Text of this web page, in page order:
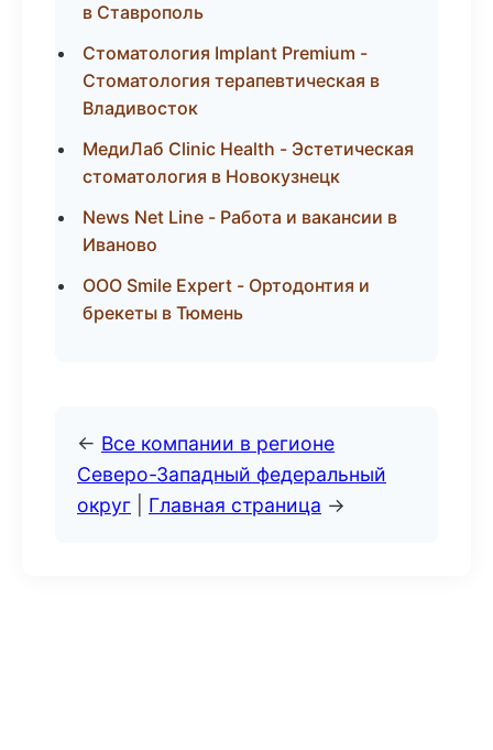
в Ставрополь
Стоматология Implant Premium -
Стоматология терапевтическая в
Владивосток
МедиЛаб Clinic Health - Эстетическая
стоматология в Новокузнецк
News Net Line - Работа и вакансии в
Иваново
ООО Smile Expert - Ортодонтия и
брекеты в Тюмень
← Все компании в регионе
Северо-Западный федеральный
округ
Главная страница →